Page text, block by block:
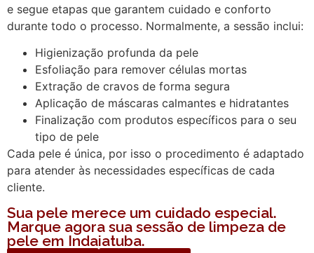
e segue etapas que garantem cuidado e conforto
durante todo o processo. Normalmente, a sessão inclui:
Higienização profunda da pele
Esfoliação para remover células mortas
Extração de cravos de forma segura
Aplicação de máscaras calmantes e hidratantes
Finalização com produtos específicos para o seu
tipo de pele
Cada pele é única, por isso o procedimento é adaptado
para atender às necessidades específicas de cada
cliente.
Sua pele merece um cuidado especial.
Marque agora sua sessão de limpeza de
pele em Indaiatuba.